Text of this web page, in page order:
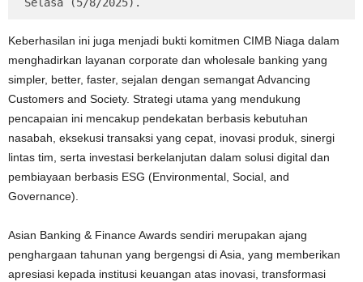
Selasa (5/8/2025).
Keberhasilan ini juga menjadi bukti komitmen CIMB Niaga dalam
menghadirkan layanan corporate dan wholesale banking yang
simpler, better, faster, sejalan dengan semangat Advancing
Customers and Society. Strategi utama yang mendukung
pencapaian ini mencakup pendekatan berbasis kebutuhan
nasabah, eksekusi transaksi yang cepat, inovasi produk, sinergi
lintas tim, serta investasi berkelanjutan dalam solusi digital dan
pembiayaan berbasis ESG (Environmental, Social, and
Governance).
Asian Banking & Finance Awards sendiri merupakan ajang
penghargaan tahunan yang bergengsi di Asia, yang memberikan
apresiasi kepada institusi keuangan atas inovasi, transformasi